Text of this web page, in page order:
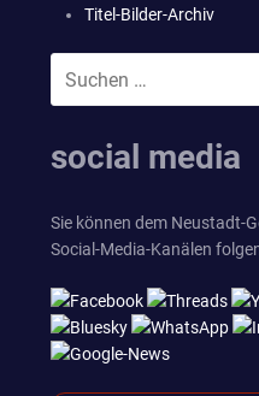
Titel-Bilder-Archiv
nach:
social media
Sie können dem Neustadt-
Social-Media-Kanälen